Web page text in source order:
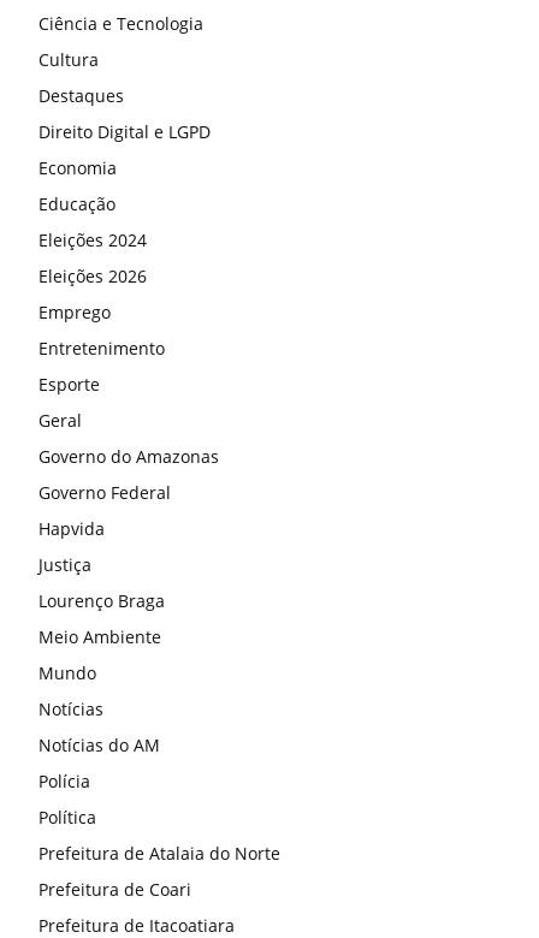
Ciência e Tecnologia
Cultura
Destaques
Direito Digital e LGPD
Economia
Educação
Eleições 2024
Eleições 2026
Emprego
Entretenimento
Esporte
Geral
Governo do Amazonas
Governo Federal
Hapvida
Justiça
Lourenço Braga
Meio Ambiente
Mundo
Notícias
Notícias do AM
Polícia
Política
Prefeitura de Atalaia do Norte
Prefeitura de Coari
Prefeitura de Itacoatiara